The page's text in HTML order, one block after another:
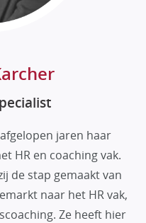
jaren haar
HR en coaching vak.
de stap gemaakt van
naar het HR vak,
Ze heeft hier